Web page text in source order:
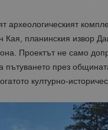
археологическият
Кая, планинския извор
Проектът не само
през
културно-